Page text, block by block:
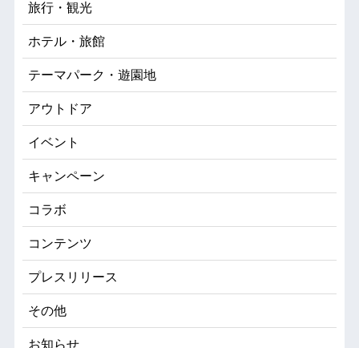
旅行・観光
ホテル・旅館
テーマパーク・遊園地
アウトドア
イベント
キャンペーン
コラボ
コンテンツ
プレスリリース
その他
お知らせ